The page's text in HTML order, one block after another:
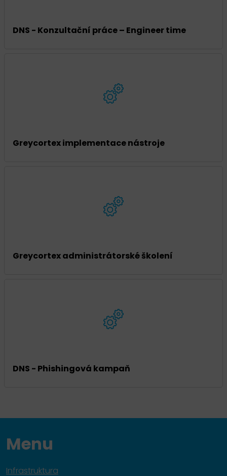
DNS - Konzultační práce – Engineer time
Greycortex implementace nástroje
Greycortex administrátorské školení
DNS - Phishingová kampaň
Menu
Infrastruktura